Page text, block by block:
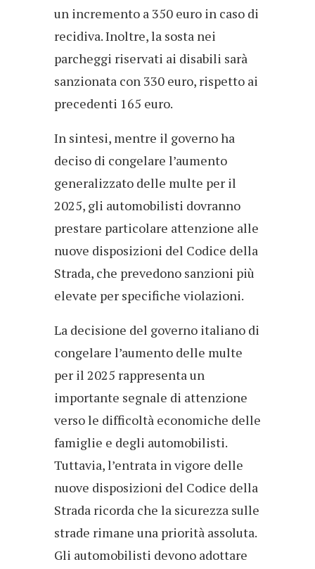
un incremento a 350 euro in caso di
recidiva. Inoltre, la sosta nei
parcheggi riservati ai disabili sarà
sanzionata con 330 euro, rispetto ai
precedenti 165 euro.
In sintesi, mentre il governo ha
deciso di congelare l’aumento
generalizzato delle multe per il
2025, gli automobilisti dovranno
prestare particolare attenzione alle
nuove disposizioni del Codice della
Strada, che prevedono sanzioni più
elevate per specifiche violazioni.
La decisione del governo italiano di
congelare l’aumento delle multe
per il 2025 rappresenta un
importante segnale di attenzione
verso le difficoltà economiche delle
famiglie e degli automobilisti.
Tuttavia, l’entrata in vigore delle
nuove disposizioni del Codice della
Strada ricorda che la sicurezza sulle
strade rimane una priorità assoluta.
Gli automobilisti devono adottare